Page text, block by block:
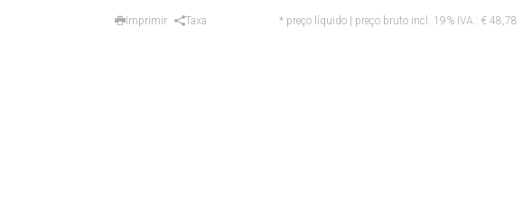
Imprimir Taxa * preço líquido | preço bruto incl. 19% IVA.: € 48,78